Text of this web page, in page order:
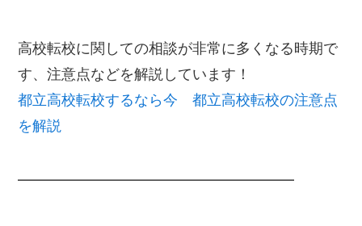
高校転校に関しての相談が非常に多くなる時期で
す、注意点などを解説しています！
都立高校転校するなら今 都立高校転校の注意点
を解説
━━━━━━━━━━━━━━━━━━━